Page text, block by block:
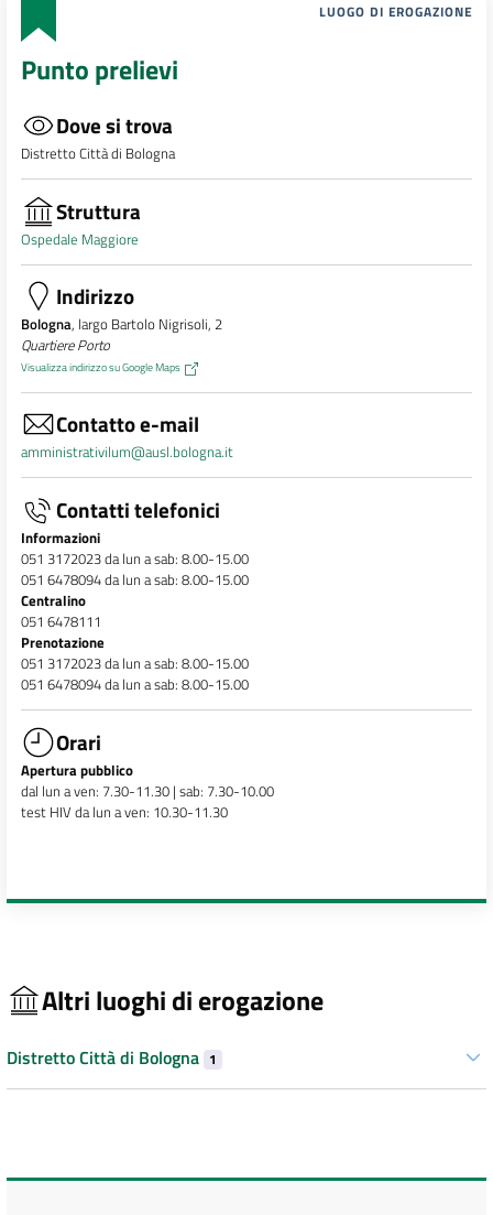
LUOGO DI EROGAZIONE
Punto prelievi
Dove si trova
Distretto Città di Bologna
Struttura
Ospedale Maggiore
Indirizzo
Bologna, largo Bartolo Nigrisoli, 2
Quartiere Porto
Visualizza indirizzo su Google Maps
Contatto e-mail
amministrativilum@ausl.bologna.it
Contatti telefonici
Informazioni
051 3172023 da lun a sab: 8.00-15.00
051 6478094 da lun a sab: 8.00-15.00
Centralino
051 6478111
Prenotazione
051 3172023 da lun a sab: 8.00-15.00
051 6478094 da lun a sab: 8.00-15.00
Orari
Apertura pubblico
dal lun a ven: 7.30-11.30 | sab: 7.30-10.00
test HIV da lun a ven: 10.30-11.30
Altri luoghi di erogazione
Distretto Città di Bologna 1